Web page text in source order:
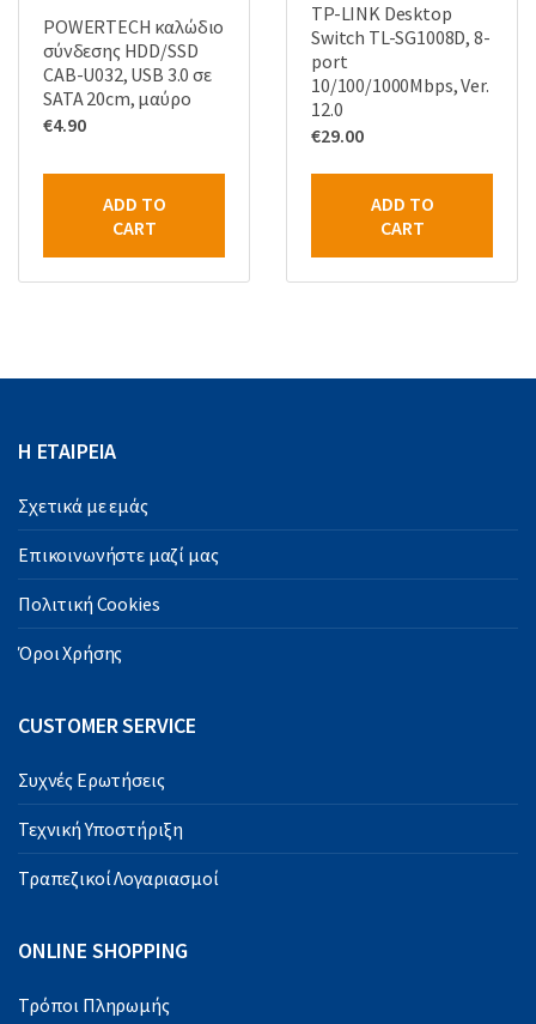
POWERTECH καλώδιο
σύνδεσης HDD/SSD
CAB-U032, USB 3.0 σε
SATA 20cm, μαύρο
€4.90
ADD TO
CART
TP-LINK Desktop
Switch TL-SG1008D, 8-
port
10/100/1000Mbps, Ver.
12.0
€29.00
ADD TO
CART
Η ΕΤΑΙΡΕΙΑ
Σχετικά με εμάς
Επικοινωνήστε μαζί μας
Πολιτική Cookies
Όροι Χρήσης
CUSTOMER SERVICE
Συχνές Ερωτήσεις
Τεχνική Υποστήριξη
Τραπεζικοί Λογαριασμοί
ONLINE SHOPPING
Τρόποι Πληρωμής